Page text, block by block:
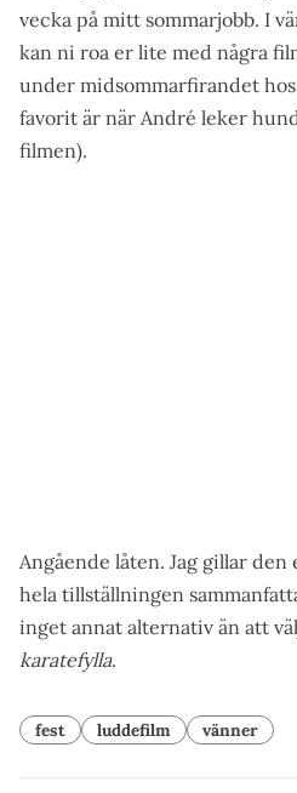
vecka på mitt sommarjobb. I
kan ni roa er lite med några
under midsommarfirandet
favorit är när André leker
filmen).
Angående låten. Jag gillar
hela tillställningen
inget annat alternativ än att
karatefylla.
fest luddefilm vänner